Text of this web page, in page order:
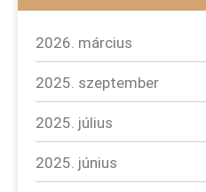
2026. március
2025. szeptember
2025. július
2025. június